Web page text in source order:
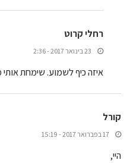
רחלי קרוט
23 בינואר 2017 - 2:36
איזה כיף לשמוע. שימחת אותי
קורל
17 בפברואר 2017 - 15:19
היי,